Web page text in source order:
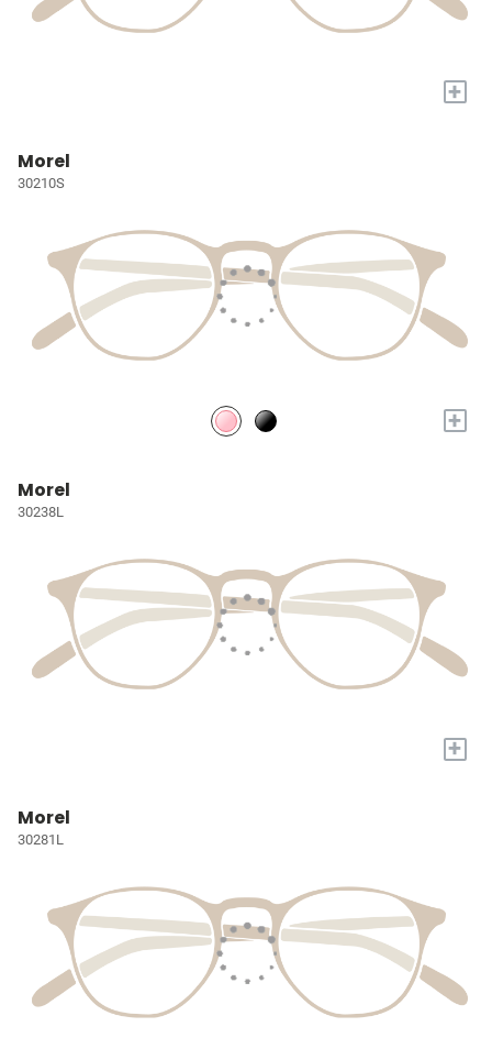
+
Morel
30210S
+
Morel
30238L
+
Morel
30281L